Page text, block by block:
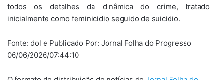
todos os detalhes da dinâmica do crime, tratado
inicialmente como feminicídio seguido de suicídio.
Fonte: dol e Publicado Por: Jornal Folha do Progresso
06/06/2026/07:44:10